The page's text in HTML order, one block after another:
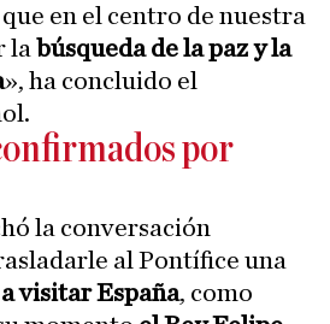
en el centro de nuestra
la búsqueda de la paz y la
», ha concluido el
por
la conversación
al Pontífice una
visitar España, como